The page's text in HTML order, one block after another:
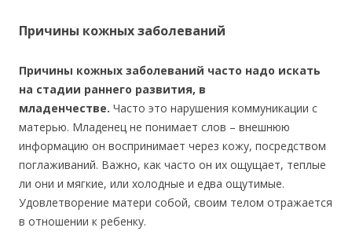
Причины кожных заболеваний
Причины кожных заболеваний часто надо искать
на стадии раннего развития, в
младенчестве. Часто это нарушения коммуникации с
матерью. Младенец не понимает слов – внешнюю
информацию он воспринимает через кожу, посредством
поглаживаний. Важно, как часто он их ощущает, теплые
ли они и мягкие, или холодные и едва ощутимые.
Удовлетворение матери собой, своим телом отражается
в отношении к ребенку.